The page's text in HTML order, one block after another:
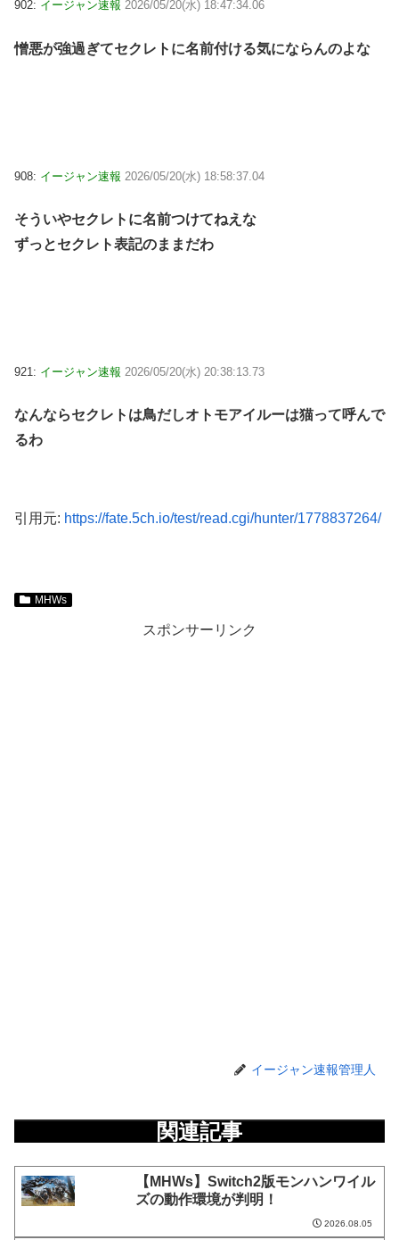
902: イージャン速報 2026/05/20(水) 18:47:34.06
憎悪が強過ぎてセクレトに名前付ける気にならんのよな
908: イージャン速報 2026/05/20(水) 18:58:37.04
そういやセクレトに名前つけてねえな
ずっとセクレト表記のままだわ
921: イージャン速報 2026/05/20(水) 20:38:13.73
なんならセクレトは鳥だしオトモアイルーは猫って呼んで
るわ
引用元: https://fate.5ch.io/test/read.cgi/hunter/1778837264/
MHWs
スポンサーリンク
イージャン速報管理人
関連記事
【MHWs】Switch2版モンハンワイル
ズの動作環境が判明！
2026.08.05